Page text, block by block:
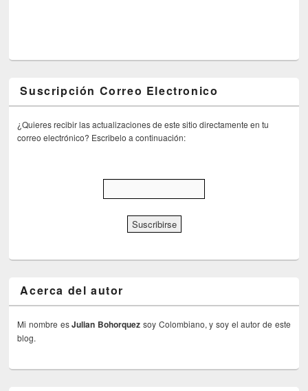
Suscripción Correo Electronico
¿Quieres recibir las actualizaciones de este sitio directamente en tu
correo electrónico? Escribelo a continuación:
Acerca del autor
Mi nombre esJulian Bohorquez soy Colombiano, y soy el autor de este
blog.